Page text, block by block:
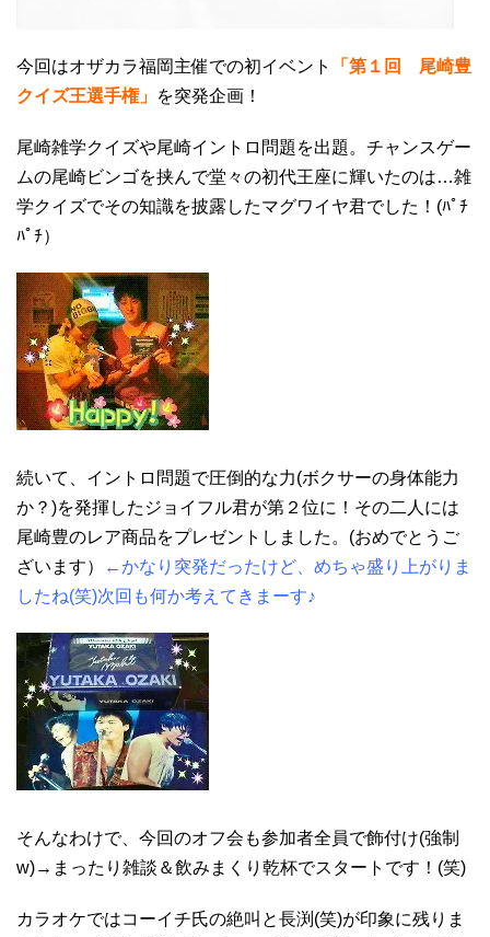
今回はオザカラ福岡主催での初イベント
「第１回 尾崎豊
クイズ王選手権」 を突発企画！
尾崎雑学クイズや尾崎イントロ問題を出題。チャンスゲー
ムの尾崎ビンゴを挟んで堂々の初代王座に輝いたのは…雑
学クイズでその知識を披露したマグワイヤ君でした！(ﾊﾟﾁ
ﾊﾟﾁ）
続いて、イントロ問題で圧倒的な力(ボクサーの身体能力
か？)を発揮したジョイフル君が第２位に！その二人には
尾崎豊のレア商品をプレゼントしました。(おめでとうご
ざいます）
←かなり突発だったけど、めちゃ盛り上がりま
したね(笑)次回も何か考えてきまーす♪
そんなわけで、今回のオフ会も参加者全員で飾付け(強制
w)→まったり雑談＆飲みまくり乾杯でスタートです！(笑)
カラオケではコーイチ氏の絶叫と長渕(笑)が印象に残りま